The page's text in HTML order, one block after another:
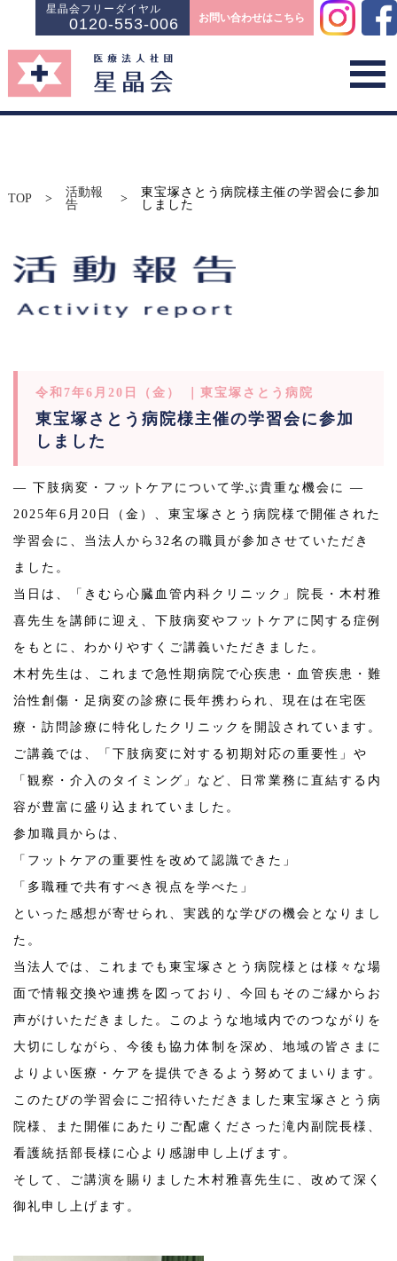
星晶会フリーダイヤル
0120-553-006 お問い合わせはこちら
TOP >
活動報
告
>
東宝塚さとう病院様主催の学習会に参加
しました
令和7年6月20日（金） ｜東宝塚さとう病院
東宝塚さとう病院様主催の学習会に参加
しました
― 下肢病変・フットケアについて学ぶ貴重な機会に ―
2025年6月20日（金）、東宝塚さとう病院様で開催された
学習会に、当法人から32名の職員が参加させていただき
ました。
当日は、「きむら心臓血管内科クリニック」院長・木村雅
喜先生を講師に迎え、下肢病変やフットケアに関する症例
をもとに、わかりやすくご講義いただきました。
木村先生は、これまで急性期病院で心疾患・血管疾患・難
治性創傷・足病変の診療に長年携わられ、現在は在宅医
療・訪問診療に特化したクリニックを開設されています。
ご講義では、「下肢病変に対する初期対応の重要性」や
「観察・介入のタイミング」など、日常業務に直結する内
容が豊富に盛り込まれていました。
参加職員からは、
「フットケアの重要性を改めて認識できた」
「多職種で共有すべき視点を学べた」
といった感想が寄せられ、実践的な学びの機会となりまし
た。
当法人では、これまでも東宝塚さとう病院様とは様々な場
面で情報交換や連携を図っており、今回もそのご縁からお
声がけいただきました。このような地域内でのつながりを
大切にしながら、今後も協力体制を深め、地域の皆さまに
よりよい医療・ケアを提供できるよう努めてまいります。
このたびの学習会にご招待いただきました東宝塚さとう病
院様、また開催にあたりご配慮くださった滝内副院長様、
看護統括部長様に心より感謝申し上げます。
そして、ご講演を賜りました木村雅喜先生に、改めて深く
御礼申し上げます。